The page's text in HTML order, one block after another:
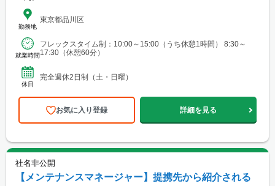
勤務地
東京都品川区
就業時間
フレックスタイム制：10:00～15:00（うち休憩1時間） 8:30～
17:30（休憩60分）
休日
完全週休2日制（土・日曜）
お気に入り登録 詳細を見る
社名非公開
【メンテナンスマネージャー】提携先から紹介される